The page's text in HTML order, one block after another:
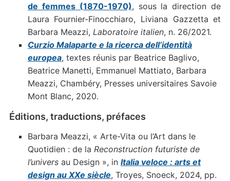
de femmes (1870-1970), sous la direction de
Laura Fournier-Finocchiaro, Liviana Gazzetta et
Barbara Meazzi, Laboratoire italien, n. 26/2021.
Curzio Malaparte e la ricerca dell’identità
europea, textes réunis par Beatrice Baglivo,
Beatrice Manetti, Emmanuel Mattiato, Barbara
Meazzi, Chambéry, Presses universitaires Savoie
Mont Blanc, 2020.
Éditions, traductions, préfaces
Barbara Meazzi, « Arte-Vita ou l’Art dans le
Quotidien : de la Reconstruction futuriste de
l’universau Design », in Italia veloce : arts et
design au XXe siècle, Troyes, Snoeck, 2024, pp.